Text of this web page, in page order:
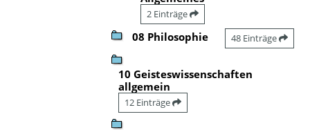
2 Einträge
08 Philosophie 48 Einträge
10 Geisteswissenschaften
allgemein
12 Einträge